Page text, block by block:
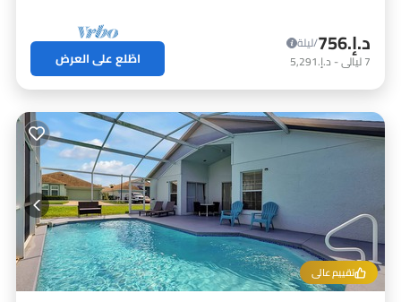
د.إ.‏756
/ليلة
7ليالي- د.إ.‏5,291 اطّلع على العرض
تقييم عالي